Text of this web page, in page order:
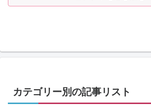
カテゴリー別の記事リスト